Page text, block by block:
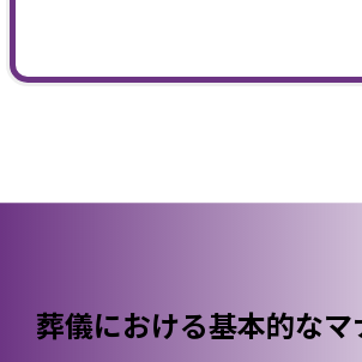
葬儀における基本的な